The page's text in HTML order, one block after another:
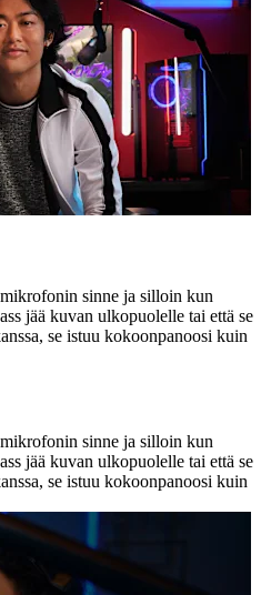
sinne ja silloin kun
jää kuvan ulkopuolelle tai että se
se istuu kokoonpanoosi kuin
sinne ja silloin kun
jää kuvan ulkopuolelle tai että se
se istuu kokoonpanoosi kuin